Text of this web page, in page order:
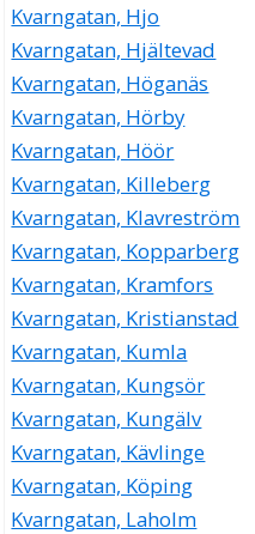
Kvarngatan, Hjo
Kvarngatan, Hjältevad
Kvarngatan, Höganäs
Kvarngatan, Hörby
Kvarngatan, Höör
Kvarngatan, Killeberg
Kvarngatan, Klavreström
Kvarngatan, Kopparberg
Kvarngatan, Kramfors
Kvarngatan, Kristianstad
Kvarngatan, Kumla
Kvarngatan, Kungsör
Kvarngatan, Kungälv
Kvarngatan, Kävlinge
Kvarngatan, Köping
Kvarngatan, Laholm